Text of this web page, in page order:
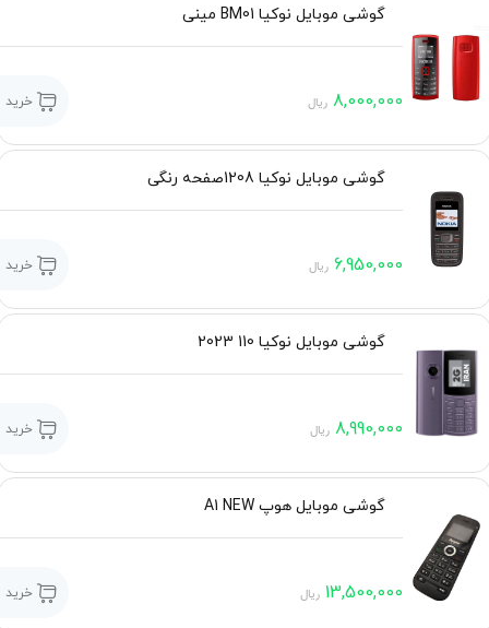
گوشی موبایل نوکیا BM01 مینی
8,000,000 ریال خرید
گوشی موبایل نوکیا 1208صفحه رنگی
6,950,000 ریال خرید
گوشی موبایل نوکیا 110 2023
8,990,000 ریال خرید
گوشی موبایل هوپ A1 NEW
13,500,000 ریال خرید